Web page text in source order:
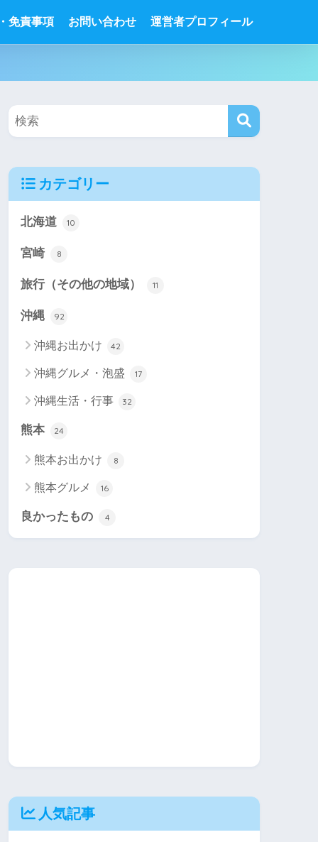
免責事項 お問い合わせ 運営者プロフィール
カテゴリー
北海道 10
宮崎 8
旅行（その他の地域） 11
沖縄 92
沖縄お出かけ 42
沖縄グルメ・泡盛 17
沖縄生活・行事 32
熊本 24
熊本お出かけ 8
熊本グルメ 16
良かったもの 4
人気記事